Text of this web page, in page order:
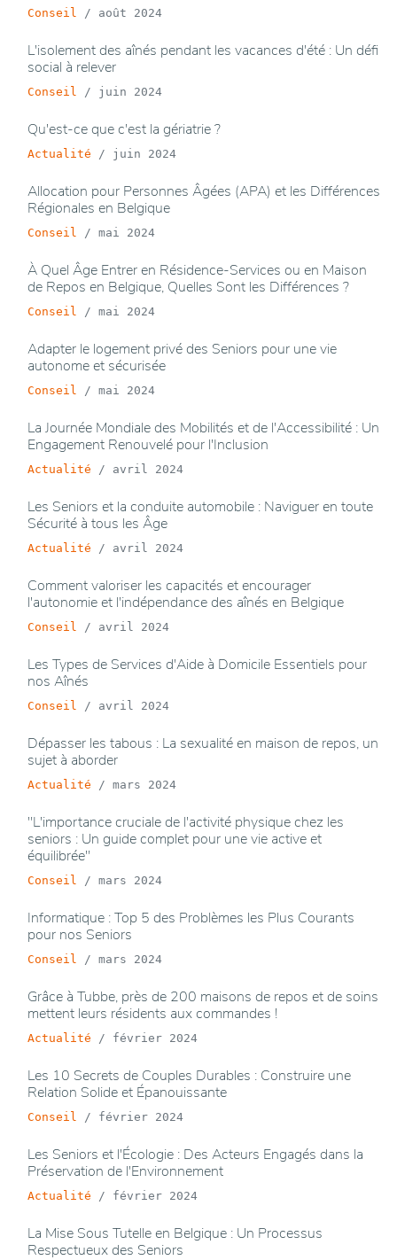
Conseil / août 2024
L'isolement des aînés pendant les vacances d'été : Un défi
social à relever
Conseil / juin 2024
Qu'est-ce que c'est la gériatrie ?
Actualité / juin 2024
Allocation pour Personnes Âgées (APA) et les Différences
Régionales en Belgique
Conseil / mai 2024
À Quel Âge Entrer en Résidence-Services ou en Maison
de Repos en Belgique, Quelles Sont les Différences ?
Conseil / mai 2024
Adapter le logement privé des Seniors pour une vie
autonome et sécurisée
Conseil / mai 2024
La Journée Mondiale des Mobilités et de l'Accessibilité : Un
Engagement Renouvelé pour l'Inclusion
Actualité / avril 2024
Les Seniors et la conduite automobile : Naviguer en toute
Sécurité à tous les Âge
Actualité / avril 2024
Comment valoriser les capacités et encourager
l'autonomie et l'indépendance des aînés en Belgique
Conseil / avril 2024
Les Types de Services d'Aide à Domicile Essentiels pour
nos Aînés
Conseil / avril 2024
Dépasser les tabous : La sexualité en maison de repos, un
sujet à aborder
Actualité / mars 2024
"L'importance cruciale de l'activité physique chez les
seniors : Un guide complet pour une vie active et
équilibrée"
Conseil / mars 2024
Informatique : Top 5 des Problèmes les Plus Courants
pour nos Seniors
Conseil / mars 2024
Grâce à Tubbe, près de 200 maisons de repos et de soins
mettent leurs résidents aux commandes !
Actualité / février 2024
Les 10 Secrets de Couples Durables : Construire une
Relation Solide et Épanouissante
Conseil / février 2024
Les Seniors et l'Écologie : Des Acteurs Engagés dans la
Préservation de l'Environnement
Actualité / février 2024
La Mise Sous Tutelle en Belgique : Un Processus
Respectueux des Seniors